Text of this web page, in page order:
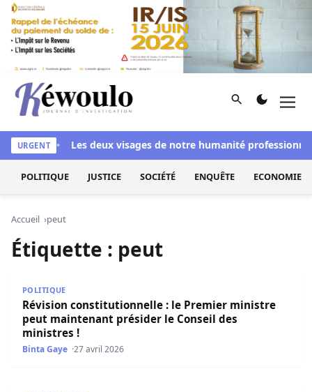
Aller au contenu
Kéwoulo, le premier site d'information et d'investigation
Rechercher
URGENT
blanchi Les deux visages de notre humanité
POLITIQUE JUSTICE SOCIÉTÉ ENQUÊTE ECONOMIE
Accueil peut
Étiquette : peut
POLITIQUE
Révision constitutionnelle : le Premier ministre
peut maintenant présider le Conseil des
ministres !
Binta Gaye 27 avril 2026